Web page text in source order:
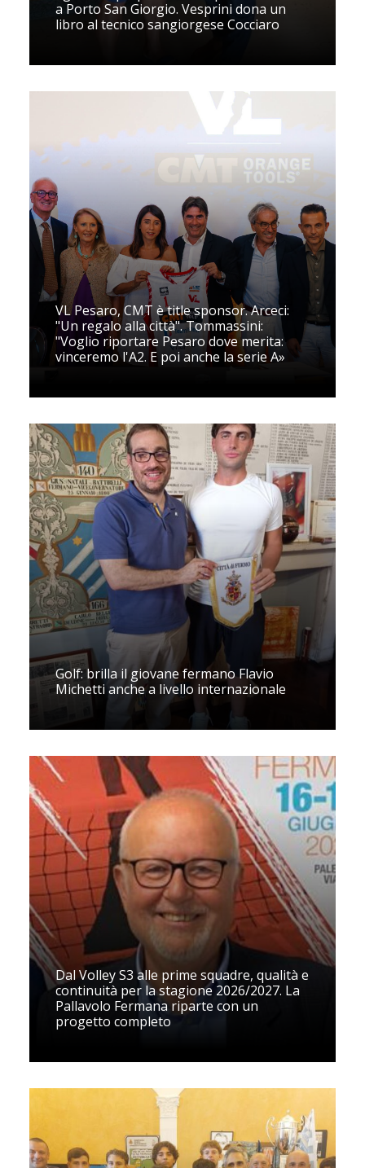
a Porto San Giorgio. Vesprini dona un
libro al tecnico sangiorgese Cocciaro
VL Pesaro, CMT è title sponsor. Arceci:
"Un regalo alla città". Tommassini:
"Voglio riportare Pesaro dove merita:
vinceremo l'A2. E poi anche la serie A»
Golf: brilla il giovane fermano Flavio
Michetti anche a livello internazionale
Dal Volley S3 alle prime squadre, qualità e
continuità per la stagione 2026/2027. La
Pallavolo Fermana riparte con un
progetto completo